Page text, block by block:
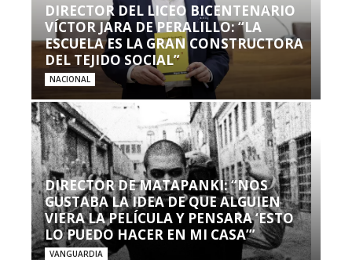
DIRECTOR DEL LICEO BICENTENARIO
VÍCTOR JARA DE PERALILLO: “LA
ESCUELA ES LA GRAN CONSTRUCTORA
DEL TEJIDO SOCIAL”
NACIONAL
DIRECTOR DE MATAPANKI: “NOS
GUSTABA LA IDEA DE QUE ALGUIEN
VIERA LA PELÍCULA Y PENSARA ‘ESTO
LO PUEDO HACER EN MI CASA’”
VANGUARDIA